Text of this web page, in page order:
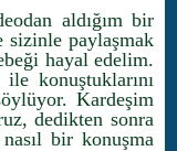
aldığım bir
sizinle paylaşmak
hayal edelim.
konuştuklarını
Kardeşim
dedikten sonra
bir konuşma